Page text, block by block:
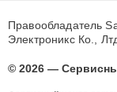
Правообладатель
Электроникс Ко.,
© 2026 —